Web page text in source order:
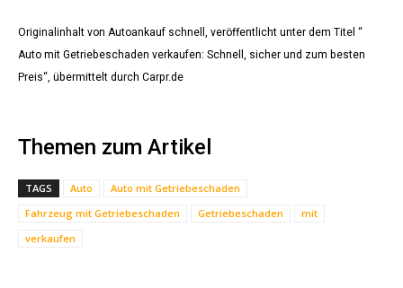
Originalinhalt von Autoankauf schnell, veröffentlicht unter dem Titel “
Auto mit Getriebeschaden verkaufen: Schnell, sicher und zum besten
Preis“, übermittelt durch Carpr.de
Themen zum Artikel
TAGS Auto
Auto mit Getriebeschaden
Fahrzeug mit Getriebeschaden
Getriebeschaden
mit
verkaufen